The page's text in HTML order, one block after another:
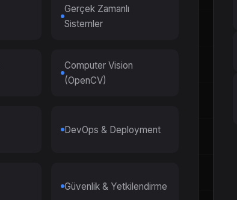
Gerçek Zamanlı
Sistemler
Computer Vision
(OpenCV)
DevOps & Deployment
Güvenlik & Yetkilendirme